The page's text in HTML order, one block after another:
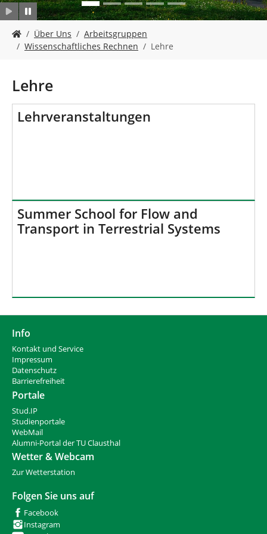
i
n
d
Über Uns
Arbeitsgruppen
Wissenschaftliches Rechnen
Lehre
Lehre
Lehrveranstaltungen
Summer School for Flow and
Transport in Terrestrial Systems
Info
Kontakt und Service
Impressum
Datenschutz
Barrierefreiheit
Portale
Stud.IP
Studienportale
WebMail
Alumni-Portal der TU Clausthal
Wetter & Webcam
Zur Wetterstation
Folgen Sie uns auf
Facebook
Instagram